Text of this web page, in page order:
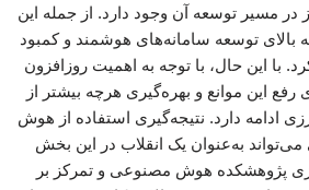
مسیر توسعه آن وجود دارد. از جمله این
بالای توسعه سامانه‌های هوشمند و کمبود
با این حال، با توجه به اهمیت روزافزون
رفع این موانع و بهره‌گیری هرچه بیشتر از
ادامه دارد. نتیجه‌گیری استفاده از هوش
به‌عنوان یک انقلاب در این بخش
پژوهشکده هوش مصنوعی و تمرکز بر